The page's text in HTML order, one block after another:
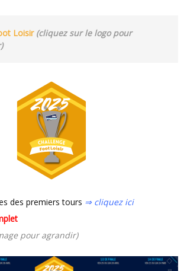
Loisir (cliquez sur le logo pour
des premiers tours ⇒ cliquez ici
pour agrandir)